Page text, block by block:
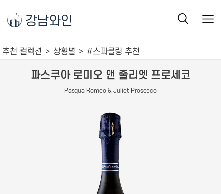
강남와인
추천 컬렉션 상황별 #스파클링 추천
파스쿠아 로미오 앤 줄리엣 프로세코
Pasqua Romeo & Juliet Prosecco